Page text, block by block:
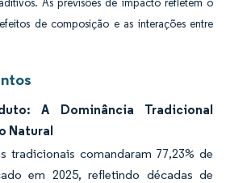
As previsões de impacto refletem o
de composição e as interações entre
A Dominância Tradicional
Natural
tradicionais comandaram 77,23% de
em 2025, refletindo décadas de